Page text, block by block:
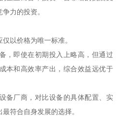
力的投资。
以价格为唯一标准。
，即使在初期投入上略高，但通过
本和高效率产出，综合效益远优于
备厂商，对比设备的具体配置、实
符合自身发展的选择。